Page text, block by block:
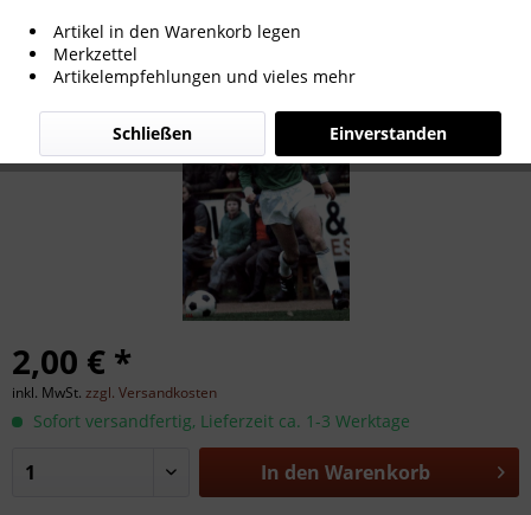
2,00 € *
inkl. MwSt. zzgl. Versandkosten
Sofort versandfertig, Lieferzeit ca. 1-3 Werktage
In den Warenkorb
Artikel in den Warenkorb legen
Merkzettel
Artikelempfehlungen und vieles mehr
Einverstanden
Schließen